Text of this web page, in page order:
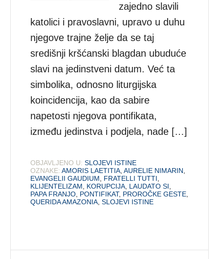
zajedno slavili
katolici i pravoslavni, upravo u duhu
njegove trajne želje da se taj
središnji kršćanski blagdan ubuduće
slavi na jedinstveni datum. Već ta
simbolika, odnosno liturgijska
koincidencija, kao da sabire
napetosti njegova pontifikata,
između jedinstva i podjela, nade […]
OBJAVLJENO U: SLOJEVI ISTINE
OZNAKE: AMORIS LAETITIA ,AURELIE NIMARIN
EVANGELII GAUDIUM
FRATELLI TUTTI
KLIJENTELIZAM
KORUPCIJA LAUDATO SI
PAPA FRANJO PONTIFIKAT, PROROČKE GESTE
QUERIDA AMAZONIA ,SLOJEVI ISTINE